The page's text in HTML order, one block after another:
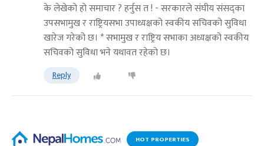
के लेखेको हो समाचार ? हर्नुस त ! - सरकारले संघीय संसद्का
उपसभामुख र राष्ट्रियसभा उपाध्यक्षको स्वकीय सचिवको सुविधा
खारेज गरेको छ। * सभामुख र राष्ट्रिय सभाका अध्यक्षको स्वकीय
सचिवको सुविधा भने यथावत रहेको छ।
Reply
HOT PROPERTIES